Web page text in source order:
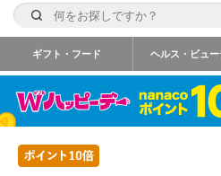
ギフト・フード ヘルス・ビュ